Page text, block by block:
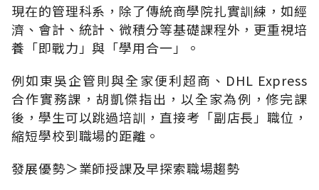
現在的管理科系，除了傳統商學院扎實訓練，如經
濟、會計、統計、微積分等基礎課程外，更重視培
養「即戰力」與「學用合一」。
例如東吳企管則與全家便利超商、DHL Express
合作實務課，胡凱傑指出，以全家為例，修完課
後，學生可以跳過培訓，直接考「副店長」職位，
縮短學校到職場的距離。
發展優勢＞業師授課及早探索職場趨勢